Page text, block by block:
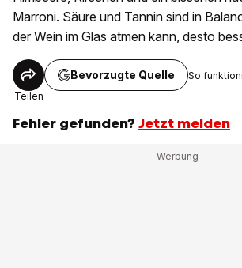
Marroni. Säure und Tannin sind in
der Wein im Glas atmen kann, desto
Teilen
Bevorzugte Quelle So
Fehler gefunden? Jetzt melden